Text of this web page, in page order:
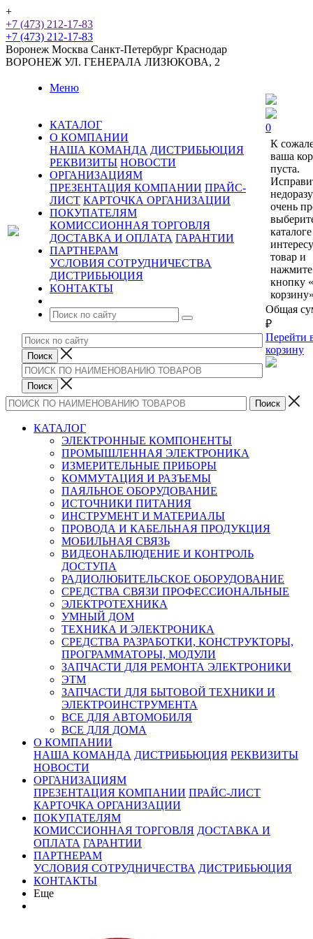
+
+7 (473) 212-17-83
+7 (473) 212-17-83
Воронеж Москва Санкт-Петербург Краснодар
ВОРОНЕЖ УЛ. ГЕНЕРАЛА ЛИЗЮКОВА, 2
Меню
КАТАЛОГ
О КОМПАНИИ
НАША КОМАНДА ДИСТРИБЬЮЦИЯ
РЕКВИЗИТЫ НОВОСТИ
ОРГАНИЗАЦИЯМ
ПРЕЗЕНТАЦИЯ КОМПАНИИ ПРАЙС-
ЛИСТ КАРТОЧКА ОРГАНИЗАЦИИ
ПОКУПАТЕЛЯМ
КОМИССИОННАЯ ТОРГОВЛЯ
ДОСТАВКА И ОПЛАТА ГАРАНТИИ
ПАРТНЕРАМ
УСЛОВИЯ СОТРУДНИЧЕСТВА
ДИСТРИБЬЮЦИЯ
КОНТАКТЫ
0
К
ваша
пуста.
очень
каталоге
товар и
нажмите
кнопку
Общая
₽
Перейти
корзину
КАТАЛОГ
ЭЛЕКТРОННЫЕ КОМПОНЕНТЫ
ПРОМЫШЛЕННАЯ ЭЛЕКТРОНИКА
ИЗМЕРИТЕЛЬНЫЕ ПРИБОРЫ
КОММУТАЦИЯ И РАЗЪЕМЫ
ПАЯЛЬНОЕ ОБОРУДОВАНИЕ
ИСТОЧНИКИ ПИТАНИЯ
ИНСТРУМЕНТ И МАТЕРИАЛЫ
ПРОВОДА И КАБЕЛЬНАЯ ПРОДУКЦИЯ
МОБИЛЬНАЯ СВЯЗЬ
ВИДЕОНАБЛЮДЕНИЕ И КОНТРОЛЬ
ДОСТУПА
РАДИОЛЮБИТЕЛЬСКОЕ ОБОРУДОВАНИЕ
СРЕДСТВА СВЯЗИ ПРОФЕССИОНАЛЬНЫЕ
ЭЛЕКТРОТЕХНИКА
УМНЫЙ ДОМ
ТЕХНИКА И ЭЛЕКТРОНИКА
СРЕДСТВА РАЗРАБОТКИ, КОНСТРУКТОРЫ,
ПРОГРАММАТОРЫ, МОДУЛИ
ЗАПЧАСТИ ДЛЯ РЕМОНТА ЭЛЕКТРОНИКИ
ЭТМ
ЗАПЧАСТИ ДЛЯ БЫТОВОЙ ТЕХНИКИ И
ЭЛЕКТРОИНСТРУМЕНТА
ВСЕ ДЛЯ АВТОМОБИЛЯ
ВСЕ ДЛЯ ДОМА
О КОМПАНИИ
НАША КОМАНДА ДИСТРИБЬЮЦИЯ РЕКВИЗИТЫ
НОВОСТИ
ОРГАНИЗАЦИЯМ
ПРЕЗЕНТАЦИЯ КОМПАНИИ ПРАЙС-ЛИСТ
КАРТОЧКА ОРГАНИЗАЦИИ
ПОКУПАТЕЛЯМ
КОМИССИОННАЯ ТОРГОВЛЯ ДОСТАВКА И
ОПЛАТА ГАРАНТИИ
ПАРТНЕРАМ
УСЛОВИЯ СОТРУДНИЧЕСТВА ДИСТРИБЬЮЦИЯ
КОНТАКТЫ
Еще